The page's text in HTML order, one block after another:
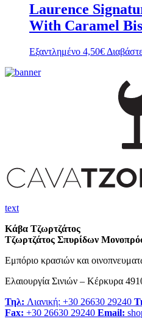
Laurence
With Caramel
Εξαντλημένο 4,50€
text
Κάβα Τζωρτζάτος
Τζωρτζάτος Σπυρίδων
Εμπόριο κρασιών και
Ελαιουργία Σινιών – Κέρκυρα
Τηλ: Λιανική: +30 26630 29240
Fax: +30 26630 29240 Email: